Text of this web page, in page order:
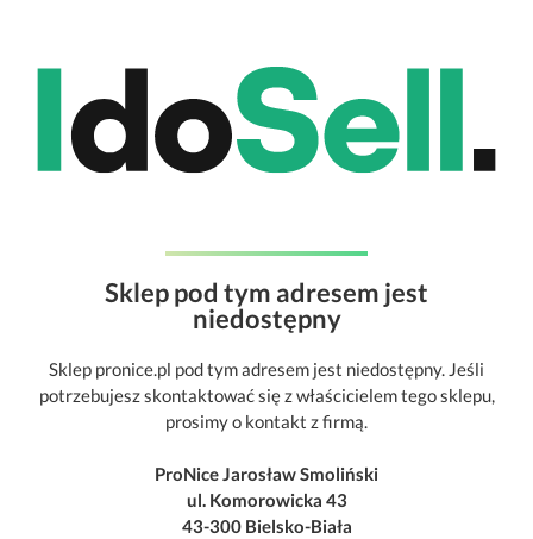
Sklep pod tym adresem jest
niedostępny
Sklep pronice.pl pod tym adresem jest niedostępny. Jeśli
potrzebujesz skontaktować się z właścicielem tego sklepu,
prosimy o kontakt z firmą.
ProNice Jarosław Smoliński
ul. Komorowicka 43
43-300 Bielsko-Biała